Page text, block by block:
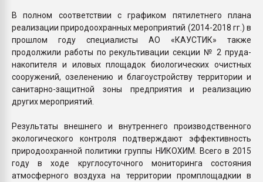
В полном соответствии с графиком пятилетнего плана
реализации природоохранных мероприятий (2014-2018 гг.) в
прошлом году специалисты АО «КАУСТИК» также
продолжили работы по рекультивации секции № 2 пруда-
накопителя и иловых площадок биологических очистных
сооружений, озеленению и благоустройству территории и
санитарно-защитной зоны предприятия и реализацию
других мероприятий.
Результаты внешнего и внутреннего производственного
экологического контроля подтверждают эффективность
природоохранной политики группы НИКОХИМ. Всего в 2015
году в ходе круглосуточного мониторинга состояния
атмосферного воздуха на территории промплощадкии в